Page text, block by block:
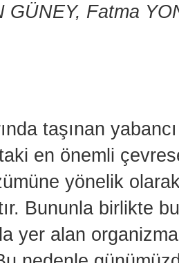
GÜNEY, Fatma
taşınan
en önemli
yönelik
Bununla birlikte
yer alan